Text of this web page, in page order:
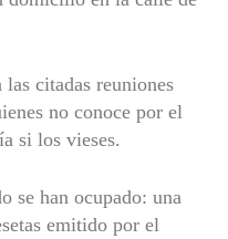
citadas reuniones
no conoce por el
si los vieses.
se han ocupado: una
emitido por el